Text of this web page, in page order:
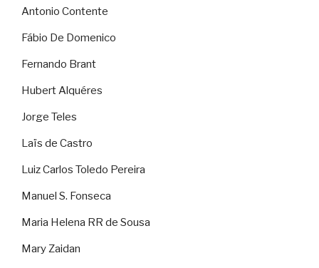
Antonio Contente
Fábio De Domenico
Fernando Brant
Hubert Alquéres
Jorge Teles
Laïs de Castro
Luiz Carlos Toledo Pereira
Manuel S. Fonseca
Maria Helena RR de Sousa
Mary Zaidan